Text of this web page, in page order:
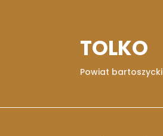
TOLKO
Powiat bartoszycki